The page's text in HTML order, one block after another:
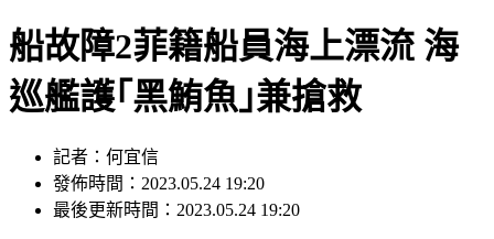
船故障2菲籍船員海上漂流 海
巡艦護｢黑鮪魚｣兼搶救
記者：何宜信
發佈時間：2023.05.24 19:20
最後更新時間：2023.05.24 19:20